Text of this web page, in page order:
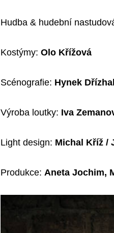
Hudba & hudební
Kostýmy: Olo Křížová
Scénografie: Hynek Dřízhal
Výroba loutky: Iva
Light design: Michal Kříž /
Produkce: Aneta Jochim,